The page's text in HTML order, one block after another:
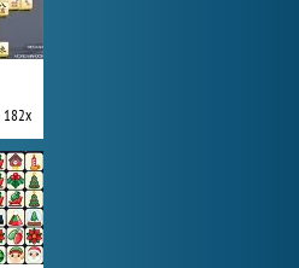
182x